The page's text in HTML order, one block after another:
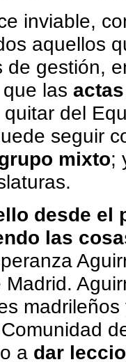
inviable,
aquellos
de gestión,
las
del
seguir
mixto;
desde el
las
Madrid.
a dar